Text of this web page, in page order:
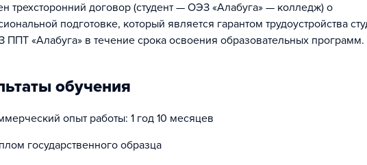
трехсторонний договор (студент — ОЭЗ «Алабуга» — колледж) о
подготовке, который является гарантом трудоустройства
«Алабуга» в течение срока освоения образовательных программ.
обучения
опыт работы: 1 год 10 месяцев
государственного образца